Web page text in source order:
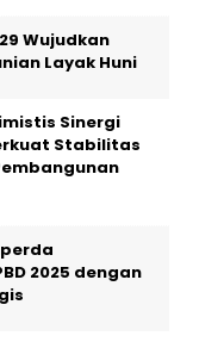
Wujudkan
Layak Huni
Sinergi
Stabilitas
2025 dengan